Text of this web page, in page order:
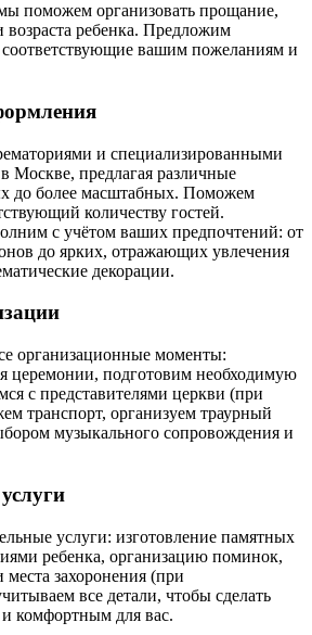
поможем организовать прощание,
возраста ребенка. Предложим
вашим пожеланиям и
и специализированными
Москве, предлагая различные
до более масштабных. Поможем
количеству гостей.
с учётом ваших предпочтений: от
до ярких, отражающих увлечения
декорации.
организационные моменты:
церемонии, подготовим необходимую
с представителями церкви (при
транспорт, организуем траурный
музыкального сопровождения и
услуги: изготовление памятных
ребенка, организацию поминок,
захоронения (при
все детали, чтобы сделать
комфортным для вас.